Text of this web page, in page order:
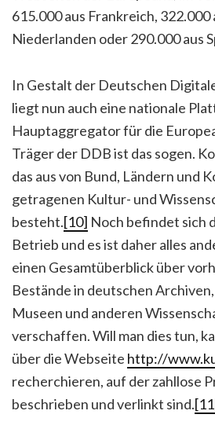
615.000 aus Frankreich, 322.000
Niederlanden oder 290.000 aus
In Gestalt der Deutschen
liegt nun auch eine nationale
Hauptaggregator für die
Träger der DDB ist das sogen.
das aus von Bund, Ländern und
getragenen Kultur- und
besteht.[10] Noch befindet sich
Betrieb und es ist daher alles
einen Gesamtüberblick über
Bestände in deutschen
Museen und anderen
verschaffen. Will man dies tun,
über die Webseite http://
recherchieren, auf der zahllose
beschrieben und verlinkt sind.